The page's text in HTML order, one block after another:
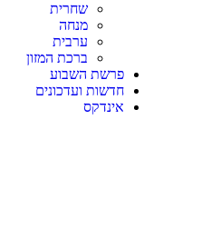
שחרית
מנחה
ערבית
ברכת המזון
פרשת השבוע
חדשות ועדכונים
אינדקס